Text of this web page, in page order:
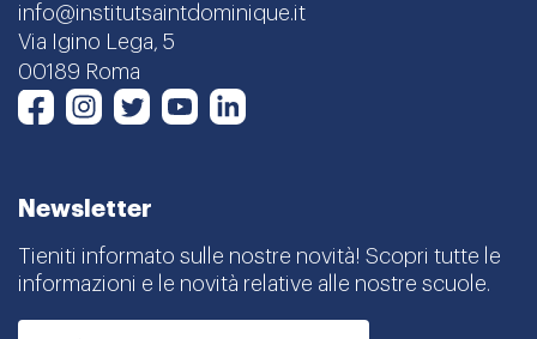
info@institutsaintdominique.it
Via Igino Lega, 5
00189 Roma
FacebookInstagram
TwitterYoutube
Newsletter
Tieniti informato sulle nostre novità! Scopri tutte le
informazioni e le novità relative alle nostre scuole.